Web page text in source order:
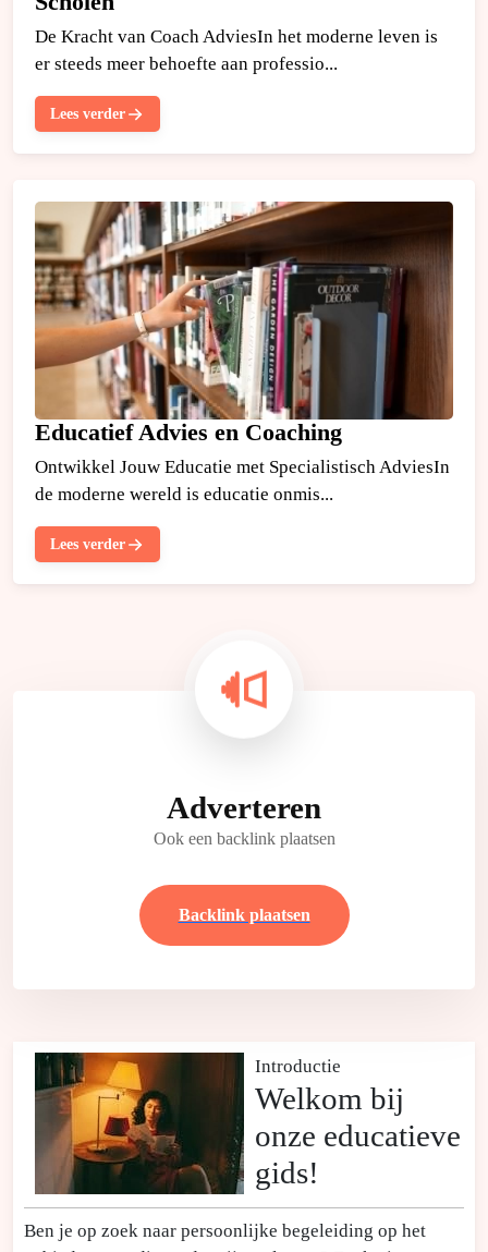
De Kracht van Coach AdviesIn het moderne leven is
er steeds meer behoefte aan professio...
Lees verder
Educatief Advies en Coaching
Ontwikkel Jouw Educatie met Specialistisch AdviesIn
de moderne wereld is educatie onmis...
Lees verder
Adverteren
Ook een backlink plaatsen
Backlink plaatsen
Introductie
Welkom bij
onze educatieve
gids!
Ben je op zoek naar persoonlijke begeleiding op het